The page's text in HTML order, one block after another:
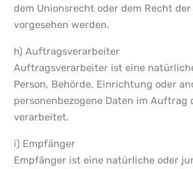
dem Unionsrecht oder dem Recht
vorgesehen werden.
h) Auftragsverarbeiter
Auftragsverarbeiter ist eine
Person, Behörde, Einrichtung oder
personenbezogene Daten im Auftrag
verarbeitet.
i) Empfänger
Empfänger ist eine natürliche oder